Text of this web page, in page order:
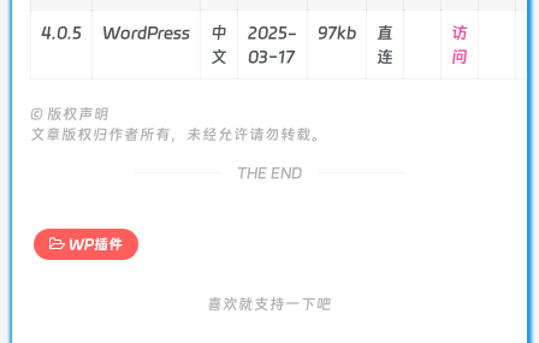
4.0.5 WordPress
中
文
2025-
03-17
97kb
直
连
访
问
© 版权声明
文章版权归作者所有，未经允许请勿转载。
THE END
WP插件
喜欢就支持一下吧